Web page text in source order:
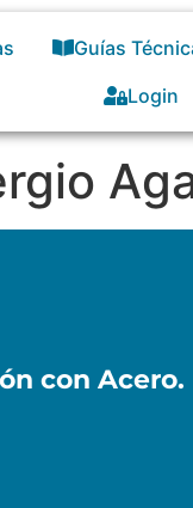
Guías
Login
con Acero.